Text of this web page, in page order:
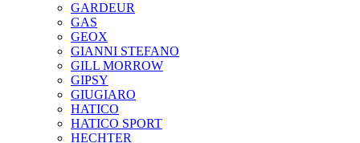
GARDEUR
GAS
GEOX
GIANNI STEFANO
GILL MORROW
GIPSY
GIUGIARO
HATICO
HATICO SPORT
HECHTER